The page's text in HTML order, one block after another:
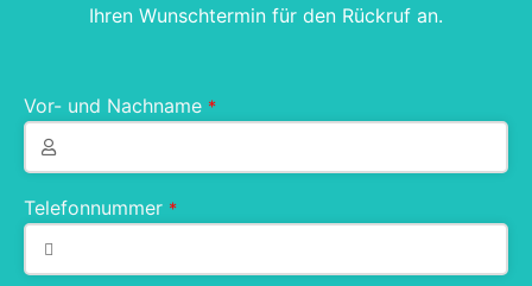
Ihren Wunschtermin für den Rückruf an.
Vor- und Nachname *
Telefonnummer *